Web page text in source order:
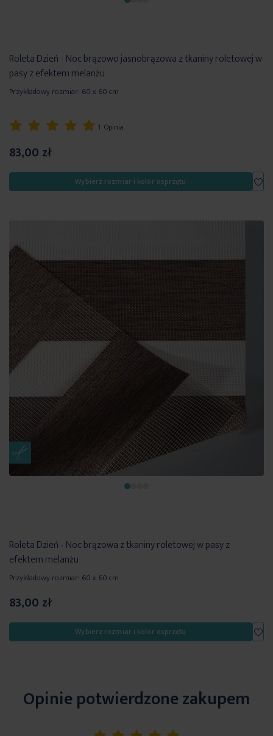
Roleta Dzień - Noc brązowo jasnobrązowa z tkaniny roletowej w
pasy z efektem melanżu
Przykładowy rozmiar: 60 x 60 cm
Ocena:
1 Opinia
83,00 zł
Wybierz rozmiar i kolor osprzętu
Roleta Dzień - Noc brązowa z tkaniny roletowej w pasy z
efektem melanżu
Przykładowy rozmiar: 60 x 60 cm
83,00 zł
Wybierz rozmiar i kolor osprzętu
Opinie potwierdzone zakupem